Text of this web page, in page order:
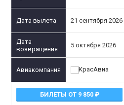
21 сентября 2026
5 октября 2026
БИЛЕТЫ ОТ 9 850